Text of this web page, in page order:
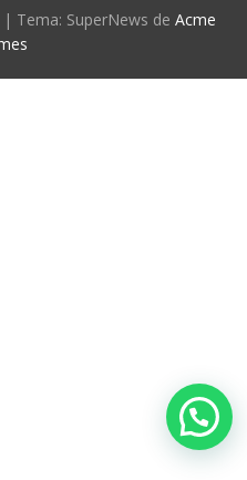
| Tema: SuperNews de Acme